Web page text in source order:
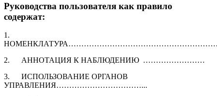
Руководства пользователя как правило
содержат:
1.
2. АННОТАЦИЯ К НАБЛЮДЕНИЮ ……………………
3. ИСПОЛЬЗОВАНИЕ ОРГАНОВ
УПРАВЛЕНИЯ……………………………...